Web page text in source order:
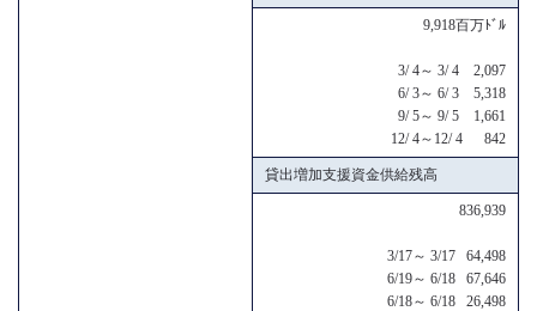
9,918百万ﾄﾞﾙ
3/ 4～ 3/ 4 2,097
6/ 3～ 6/ 3 5,318
9/ 5～ 9/ 5 1,661
12/ 4～12/ 4 842
貸出増加支援資金供給残高
836,939
3/17～ 3/17 64,498
6/19～ 6/18 67,646
6/18～ 6/18 26,498